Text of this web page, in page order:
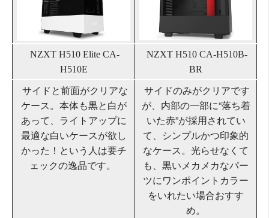
NZXT H510 Elite CA-
H510E
NZXT H510 CA-H510B-
BR
サイドと前面がクリアな
ケース。本体も黒と白が
あって、ライトアップに
最適な白いケースが欲し
かった！という人は要チ
ェックの逸品です。
サイドのみがクリアです
が、内部の一部に“落ち着
いた赤”が採用されてい
て、シンプルかつ印象的
なケース。光らせなくて
も、黒いメカメカなパー
ツにワンポイントカラー
をいれたい場合おすす
め。